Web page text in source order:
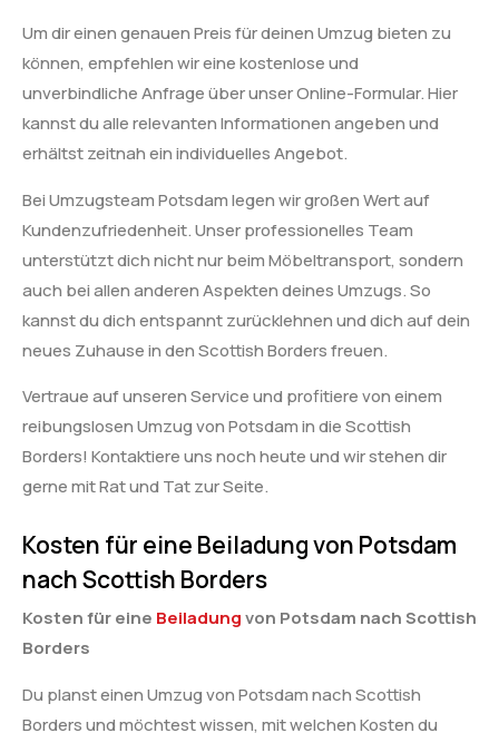
Um dir einen genauen Preis für deinen Umzug bieten zu
können, empfehlen wir eine kostenlose und
unverbindliche Anfrage über unser Online-Formular. Hier
kannst du alle relevanten Informationen angeben und
erhältst zeitnah ein individuelles Angebot.
Bei Umzugsteam Potsdam legen wir großen Wert auf
Kundenzufriedenheit. Unser professionelles Team
unterstützt dich nicht nur beim Möbeltransport, sondern
auch bei allen anderen Aspekten deines Umzugs. So
kannst du dich entspannt zurücklehnen und dich auf dein
neues Zuhause in den Scottish Borders freuen.
Vertraue auf unseren Service und profitiere von einem
reibungslosen Umzug von Potsdam in die Scottish
Borders! Kontaktiere uns noch heute und wir stehen dir
gerne mit Rat und Tat zur Seite.
Kosten für eine Beiladung von Potsdam
nach Scottish Borders
Kosten für eine Beiladungvon Potsdam nach Scottish
Borders
Du planst einen Umzug von Potsdam nach Scottish
Borders und möchtest wissen, mit welchen Kosten du